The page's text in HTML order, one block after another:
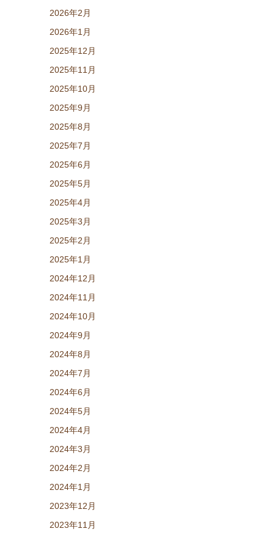
2026年2月
2026年1月
2025年12月
2025年11月
2025年10月
2025年9月
2025年8月
2025年7月
2025年6月
2025年5月
2025年4月
2025年3月
2025年2月
2025年1月
2024年12月
2024年11月
2024年10月
2024年9月
2024年8月
2024年7月
2024年6月
2024年5月
2024年4月
2024年3月
2024年2月
2024年1月
2023年12月
2023年11月